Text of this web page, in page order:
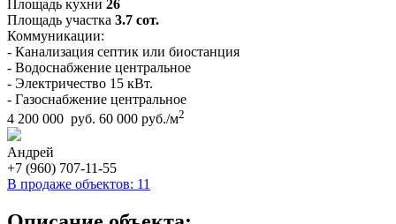
Площадь кухни 26
Площадь участка 3.7 сот.
Коммуникации:
- Канализация септик или биостанция
- Водоснабжение центральное
- Электричество 15 кВт.
- Газоснабжение центральное
4 200 000 руб. 60 000 руб./м2
Андрей
+7 (960) 707-11-55
В продаже объектов: 11